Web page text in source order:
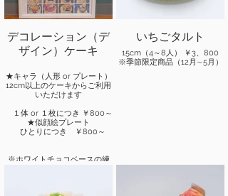
デコレーション（デ
ザイン）ケーキ
★キャラ（人形 or プレート）
12cm以上のケーキからご利用
いただけます
１体 or １枚につき ￥800～
★似顔絵プレート
ひとりにつき ￥800～
※ホワイトチョコベースの練
いちごタルト
15cm（4～8人） ￥3、800
※季節限定商品（12月∼5月）